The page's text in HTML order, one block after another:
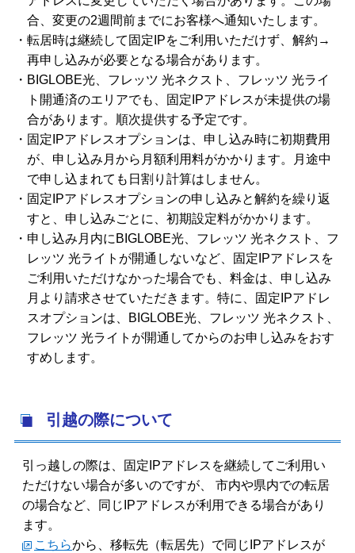
合、変更の2週間前までにお客様へ通知いたします。
転居時は継続して固定IPをご利用いただけず、解約→
再申し込みが必要となる場合があります。
BIGLOBE光、フレッツ 光ネクスト、フレッツ 光ライ
ト開通済のエリアでも、固定IPアドレスが未提供の場
合があります。順次提供する予定です。
固定IPアドレスオプションは、申し込み時に初期費用
が、申し込み月から月額利用料がかかります。月途中
で申し込まれても日割り計算はしません。
固定IPアドレスオプションの申し込みと解約を繰り返
すと、申し込みごとに、初期設定料がかかります。
申し込み月内にBIGLOBE光、フレッツ 光ネクスト、フ
レッツ 光ライトが開通しないなど、固定IPアドレスを
ご利用いただけなかった場合でも、料金は、申し込み
月より請求させていただきます。特に、固定IPアドレ
スオプションは、BIGLOBE光、フレッツ 光ネクスト、
フレッツ 光ライトが開通してからのお申し込みをおす
すめします。
引越の際について
引っ越しの際は、固定IPアドレスを継続してご利用い
ただけない場合が多いのですが、 市内や県内での転居
の場合など、同じIPアドレスが利用できる場合があり
ます。
こちらから、移転先（転居先）で同じIPアドレスが